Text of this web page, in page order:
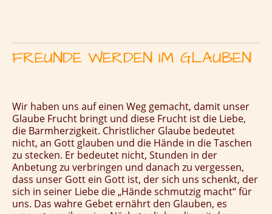
FREUNDE WERDEN IM GLAUBEN
Wir haben uns auf einen Weg gemacht, damit unser
Glaube Frucht bringt und diese Frucht ist die Liebe,
die Barmherzigkeit. Christlicher Glaube bedeutet
nicht, an Gott glauben und die Hände in die Taschen
zu stecken. Er bedeutet nicht, Stunden in der
Anbetung zu verbringen und danach zu vergessen,
dass unser Gott ein Gott ist, der sich uns schenkt, der
sich in seiner Liebe die „Hände schmutzig macht“ für
uns. Das wahre Gebet ernährt den Glauben, es